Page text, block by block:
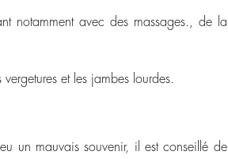
notamment avec des massages., de la
et les jambes lourdes.
un mauvais souvenir, il est conseillé de